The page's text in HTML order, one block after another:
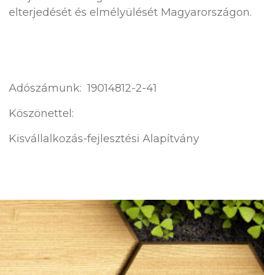
elterjedését és elmélyülését Magyarországon.
Adószámunk: 19014812-2-41
Köszönettel:
Kisvállalkozás-fejlesztési Alapítvány